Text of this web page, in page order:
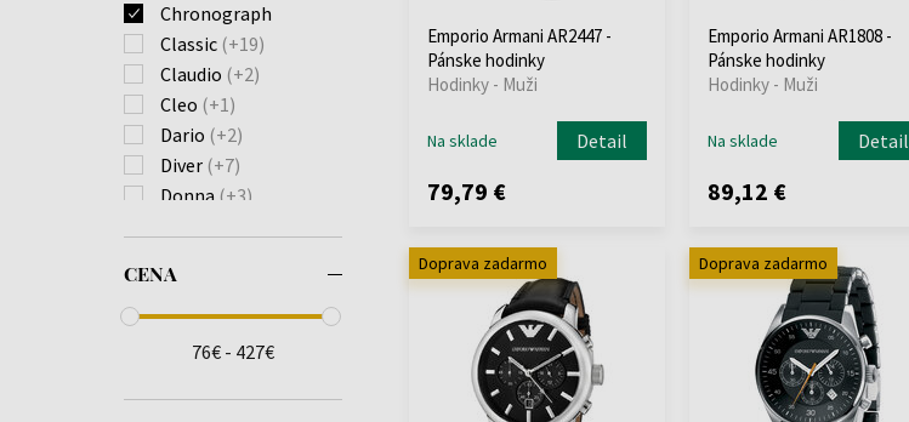
Chronograph
Classic (+19)
Claudio (+2)
Cleo (+1)
Dario (+2)
Diver (+7)
Donna (+3)
Federico
Gianni(+7)
Gianni T – Bar
Giovanni(+4)
CENA
76€ - 427€
Emporio Armani AR2447 -
Pánske hodinky
Hodinky - Muži
Na sklade Detail
79,79 €
Emporio Armani AR1808 -
Pánske hodinky
Hodinky - Muži
Na sklade Detail
89,12 €
Doprava zadarmo Doprava zadarmo